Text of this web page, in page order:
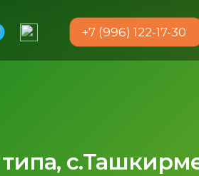
+7 (996) 122-17-30